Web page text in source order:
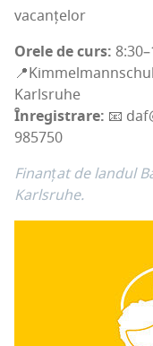
vacanțelor
Ore­le de curs:
Karl­sru­he
Înre­gis­tra­re: 📧
985750
Finan­țat de lan­dul
Karlsruhe.